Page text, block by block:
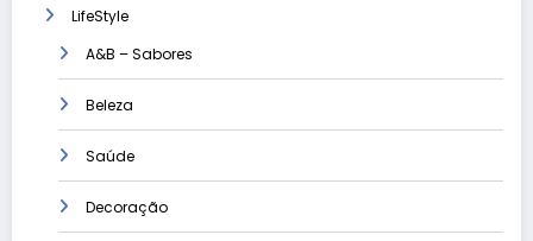
LifeStyle
A&B – Sabores
Beleza
Saúde
Decoração